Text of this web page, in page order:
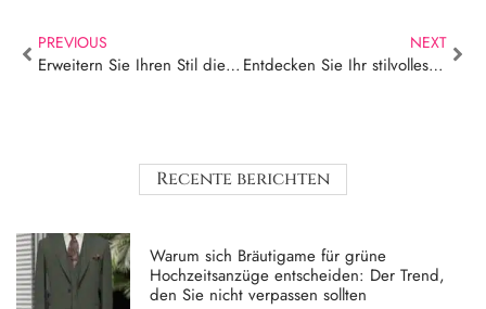
PREVIOUS
Erweitern Sie Ihren Stil diesen Winter: Trendiger Herrenanzug für 2024!
NEXT
Entdecken Sie Ihr stilvolles Potenzial; Herrenbekleidung für jeden Anlass!
Recente berichten
Warum sich Bräutigame für grüne
Hochzeitsanzüge entscheiden: Der Trend,
den Sie nicht verpassen sollten